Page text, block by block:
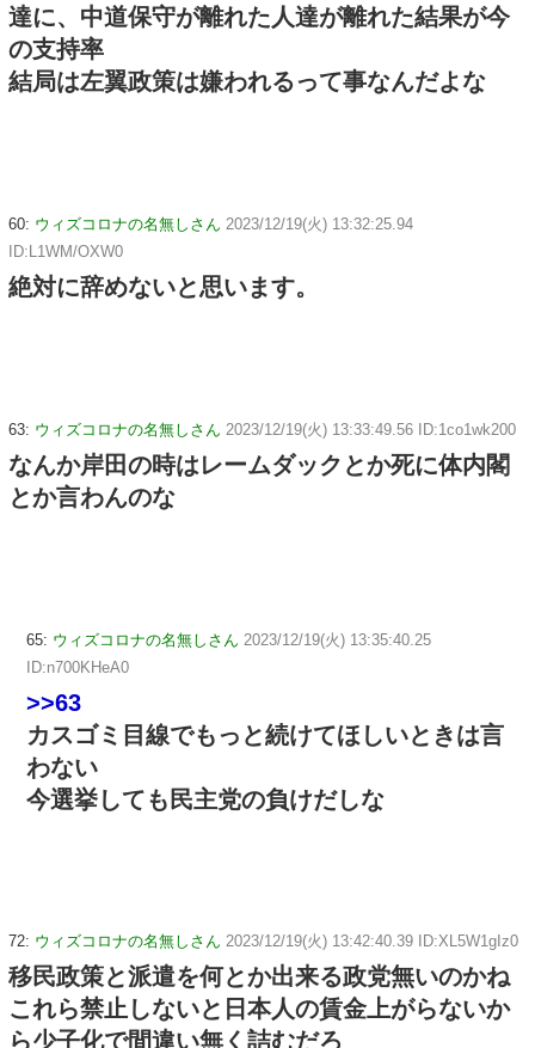
達に、中道保守が離れた人達が離れた結果が今
の支持率
結局は左翼政策は嫌われるって事なんだよな
60: ウィズコロナの名無しさん 2023/12/19(火) 13:32:25.94
ID:L1WM/OXW0
絶対に辞めないと思います。
63: ウィズコロナの名無しさん 2023/12/19(火) 13:33:49.56 ID:1co1wk200
なんか岸田の時はレームダックとか死に体内閣
とか言わんのな
65: ウィズコロナの名無しさん 2023/12/19(火) 13:35:40.25
ID:n700KHeA0
>>63
カスゴミ目線でもっと続けてほしいときは言
わない
今選挙しても民主党の負けだしな
72: ウィズコロナの名無しさん 2023/12/19(火) 13:42:40.39 ID:XL5W1gIz0
移民政策と派遣を何とか出来る政党無いのかね
これら禁止しないと日本人の賃金上がらないか
ら少子化で間違い無く詰むだろ